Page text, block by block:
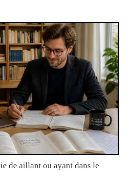
de aillant ou ayant dans le